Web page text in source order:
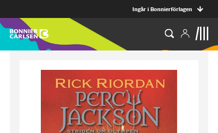
Ingår i Bonnierförlagen